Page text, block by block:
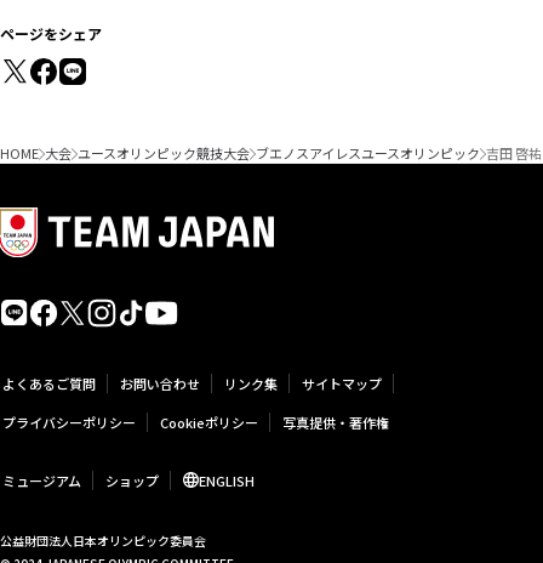
ページをシェア
HOME 大会 ユースオリンピック競技大会 ブエノスアイレスユースオリンピック 吉田 啓
よくあるご質問 お問い合わせ リンク集
サイトマップ
プライバシーポリシー
Cookieポリシー 写真提供・著作権
ミュージアム ショップ ENGLISH
公益財団法人日本オリンピック委員会